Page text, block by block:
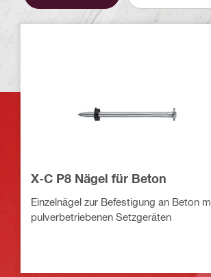
X-C P8 Nägel für Beton
Einzelnägel zur Befestigung an Beton
pulverbetriebenen Setzgeräten